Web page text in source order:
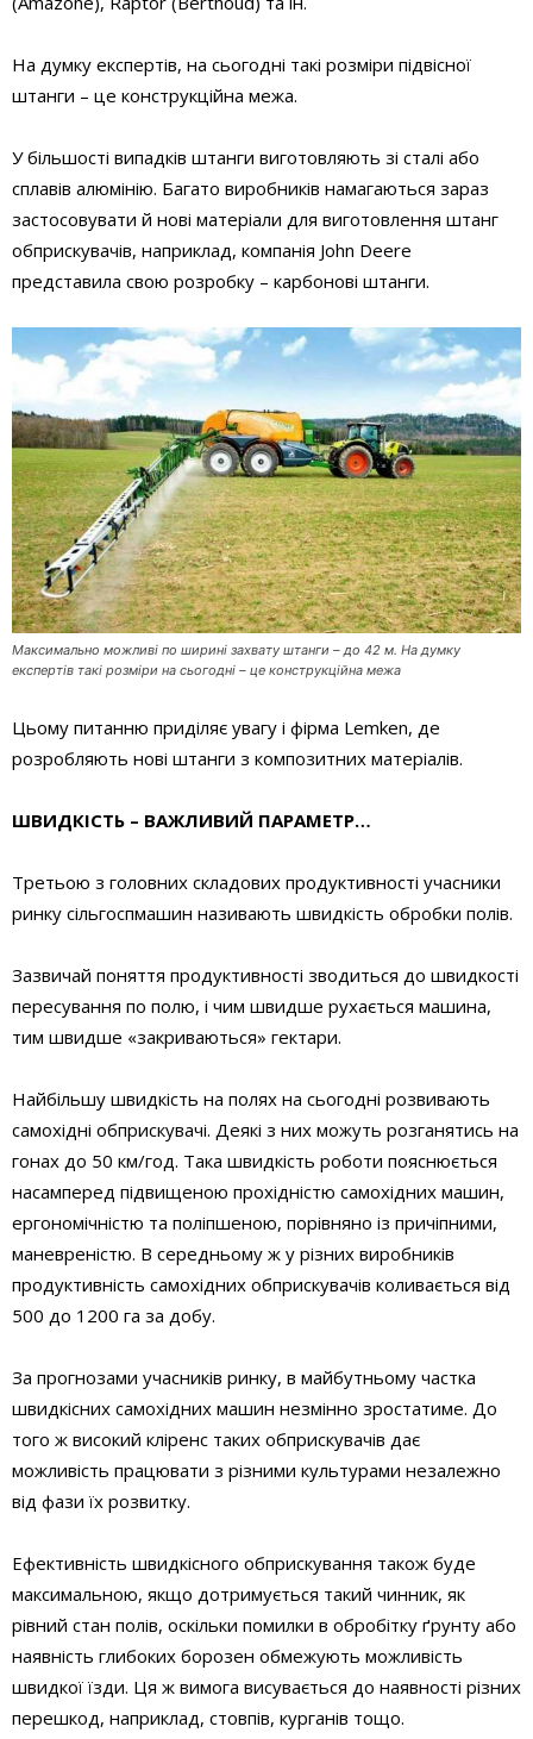
На думку експертів, на сьогодні такі розміри підвісної
штанги – це конструкційна межа.
У більшості випадків штанги виготовляють зі сталі або
сплавів алюмінію. Багато виробників намагаються зараз
застосовувати й нові матеріали для виготовлення штанг
обприскувачів, наприклад, компанія John Deere
представила свою розробку – карбонові штанги.
Максимально можливі по ширині захвату штанги – до 42 м. На думку
експертів такі розміри на сьогодні – це конструкційна межа
Цьому питанню приділяє увагу і фірма Lemken, де
розробляють нові штанги з композитних матеріалів.
ШВИДКІСТЬ – ВАЖЛИВИЙ ПАРАМЕТР…
Третьою з головних складових продуктивності учасники
ринку сільгоспмашин називають швидкість обробки полів.
Зазвичай поняття продуктивності зводиться до швидкості
пересування по полю, і чим швидше рухається машина,
тим швидше «закриваються» гектари.
Найбільшу швидкість на полях на сьогодні розвивають
самохідні обприскувачі. Деякі з них можуть розганятись на
гонах до 50 км/год. Така швидкість роботи пояснюється
насамперед підвищеною прохідністю самохідних машин,
ергономічністю та поліпшеною, порівняно із причіпними,
маневреністю. В середньому ж у різних виробників
продуктивність самохідних обприскувачів коливається від
500 до 1200 га за добу.
За прогнозами учасників ринку, в майбутньому частка
швидкісних самохідних машин незмінно зростатиме. До
того ж високий кліренс таких обприскувачів дає
можливість працювати з різними культурами незалежно
від фази їх розвитку.
Ефективність швидкісного обприскування також буде
максимальною, якщо дотримується такий чинник, як
рівний стан полів, оскільки помилки в обробітку ґрунту або
наявність глибоких борозен обмежують можливість
швидкої їзди. Ця ж вимога висувається до наявності різних
перешкод, наприклад, стовпів, курганів тощо.